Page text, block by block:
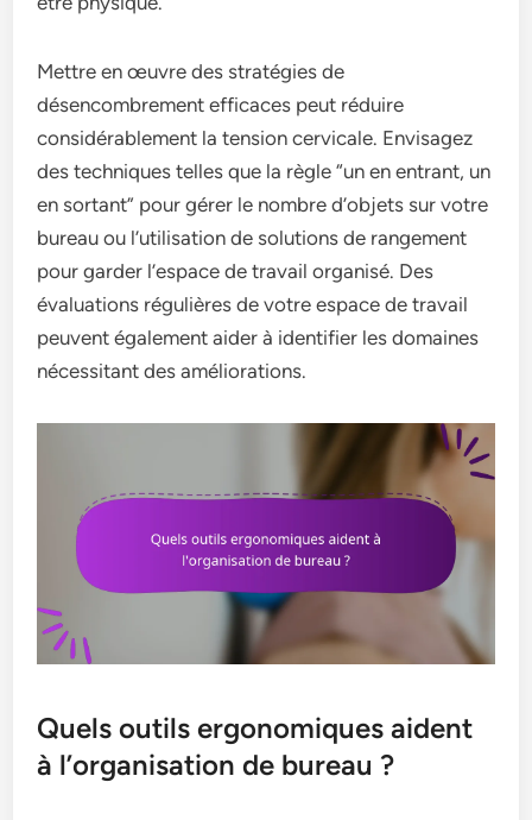
Mettre en œuvre des stratégies de
désencombrement efficaces peut réduire
considérablement la tension cervicale. Envisagez
des techniques telles que la règle “un en entrant, un
en sortant” pour gérer le nombre d’objets sur votre
bureau ou l’utilisation de solutions de rangement
pour garder l’espace de travail organisé. Des
évaluations régulières de votre espace de travail
peuvent également aider à identifier les domaines
nécessitant des améliorations.
Quels outils ergonomiques aident
à l’organisation de bureau ?